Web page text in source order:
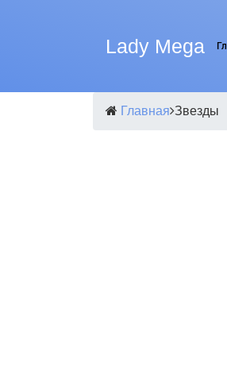
Lady Mega
Главная Звезды